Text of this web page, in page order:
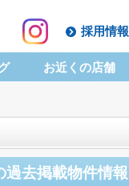
採用情報
お近くの店舗
過去掲載物件情報